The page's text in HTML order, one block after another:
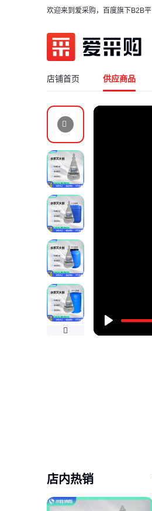
欢迎来到爱采购，百度旗下B2B
店铺首页 供应商品
店内热销